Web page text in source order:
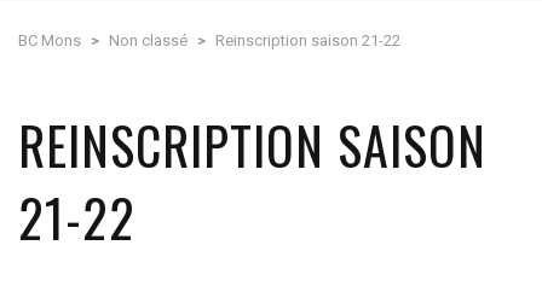
BC Mons > Non classé > Reinscription saison 21-22
REINSCRIPTION SAISON
21-22